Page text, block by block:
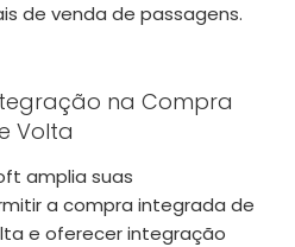
de venda de passagens.
na Compra
Volta
amplia suas
a compra integrada de
e oferecer integração